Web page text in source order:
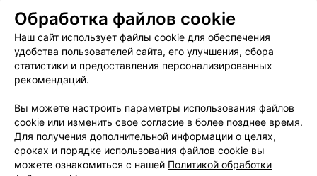
IT-КУРСЫ
Центр обучающих технологий
Минск, ул. Мельникайте, 4
ОФЛАЙН-ТОЧКА КОНСУЛЬТАЦИИ
Lerna
Минск, ул. Петра Мстиславца, 11 до 22:00
Обработка файлов cookie
Наш сайт использует файлы cookie для обеспечения
удобства пользователей сайта, его улучшения, сбора
статистики и предоставления персонализированных
рекомендаций.
Вы можете настроить параметры использования файлов
cookie или изменить свое согласие в более позднее время.
Для получения дополнительной информации о целях,
сроках и порядке использования файлов cookie вы
можете ознакомиться с нашей Политикой обработки